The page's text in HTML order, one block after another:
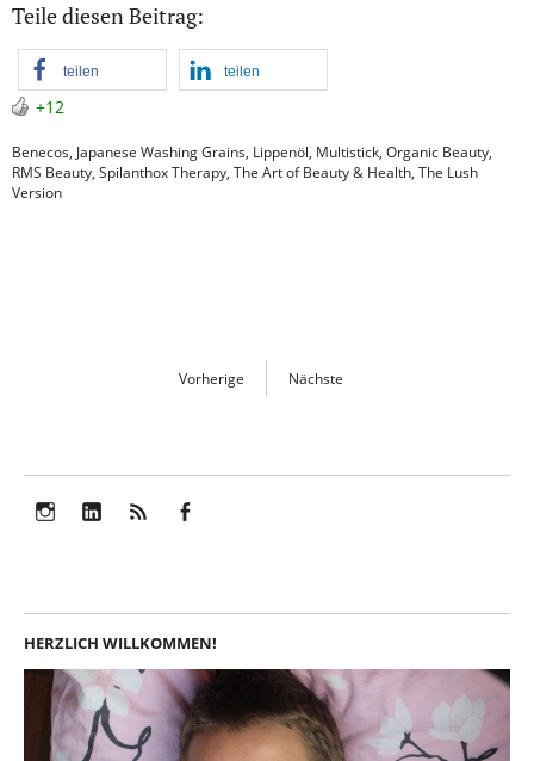
Teile diesen Beitrag:
teilen teilen
+12
Benecos, Japanese Washing Grains, Lippenöl, Multistick, Organic Beauty,
RMS Beauty, Spilanthox Therapy, The Art of Beauty & Health, The Lush
Version
Vorherige Nächste
HERZLICH WILLKOMMEN!